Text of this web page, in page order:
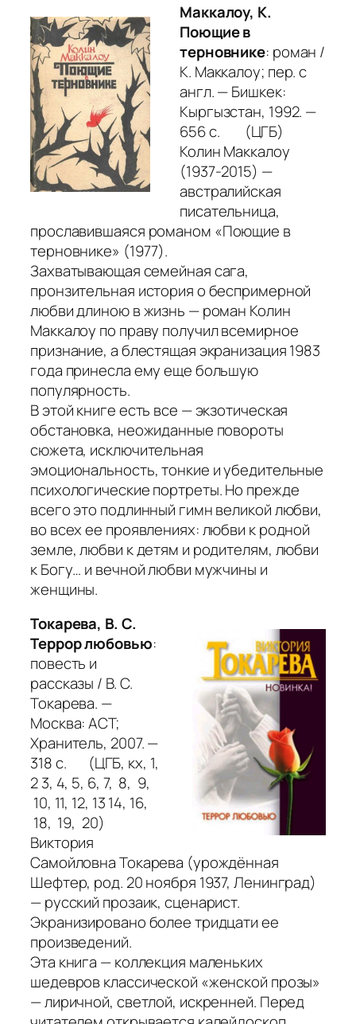
Маккалоу, К.
Поющие в
терновнике: роман /
К. Маккалоу; пер. с
англ. — Бишкек:
Кыргызстан, 1992. —
656 с. (ЦГБ)
Колин Маккалоу
(1937-2015) —
австралийская
писательница,
прославившаяся романом «Поющие в
терновнике» (1977).
Захватывающая семейная сага,
пронзительная история о беспримерной
любви длиною в жизнь — роман Колин
Маккалоу по праву получил всемирное
признание, а блестящая экранизация 1983
года принесла ему еще большую
популярность.
В этой книге есть все — экзотическая
обстановка, неожиданные повороты
сюжета, исключительная
эмоциональность, тонкие и убедительные
психологические портреты. Но прежде
всего это подлинный гимн великой любви,
во всех ее проявлениях: любви к родной
земле, любви к детям и родителям, любви
к Богу… и вечной любви мужчины и
женщины.
Токарева, В. С.
Террор любовью:
повесть и
рассказы / В. С.
Токарева. —
Москва: АСТ;
Хранитель, 2007. —
318 с. (ЦГБ, кх, 1,
2 3, 4, 5, 6, 7, 8, 9,
10, 11, 12, 13 14, 16,
18, 19, 20)
Виктория
Самойловна Токарева (урождённая
Шефтер, род. 20 ноября 1937, Ленинград)
— русский прозаик, сценарист.
Экранизировано более тридцати ее
произведений.
Эта книга — коллекция маленьких
шедевров классической «женской прозы»
— лиричной, светлой, искренней. Перед